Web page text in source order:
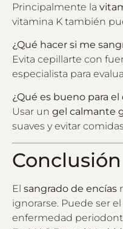
Principalmente la
vitamina K también
¿Qué hacer si me
Evita cepillarte con
especialista para
¿Qué es bueno para
Usar un gel calmante
suaves y evitar
Conclusión
El sangrado de encías
ignorarse. Puede ser
enfermedad